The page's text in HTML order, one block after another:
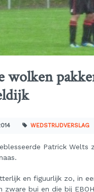
wolken
WEDSTRIJDVERSLAG
Patrick Welts
en figuurlijk zo, in
zware bui en die bij